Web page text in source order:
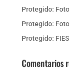
Protegido:
Protegido:
Protegido:
Comentarios